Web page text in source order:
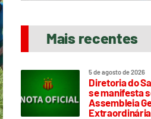
Mais recentes
5 de agosto de 2026
Diretoria do
se manifesta
Assembleia
Extraordinária